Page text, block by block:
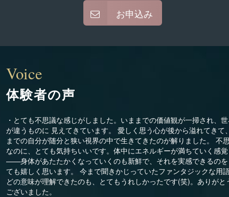
お申込み
Voice
体験者の声
・とても不思議な感じがしました。いままでの価値観が一掃され、
が違うものに 見えてきています。 愛しく思う心が後から溢れてきて
までの自分が随分と狭い視界の中で生きてきたのが解りました。 不
なのに、とても気持ちいいです。体中にエネルギーが満ちていく感覚
——身体があたたかくなっていくのも新鮮で、それを実感できるの
ても嬉しく思います。 今まで聞きかじっていたファンタジックな用
どの意味が理解できたのも、とてもうれしかったです(笑)。ありがと
ございました。